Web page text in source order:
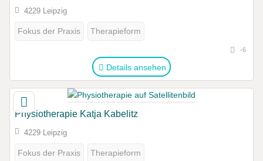
4229 Leipzig
Fokus der Praxis Therapieform
-6
Details ansehen
Physiotherapie Katja Kabelitz
4229 Leipzig
Fokus der Praxis Therapieform